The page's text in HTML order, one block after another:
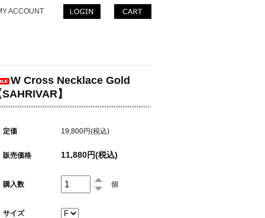
ACCOUNT
W Cross Necklace Gold
】
定価 19,800円(税込)
販売価格 11,880円(税込)
購入数 個
サイズ